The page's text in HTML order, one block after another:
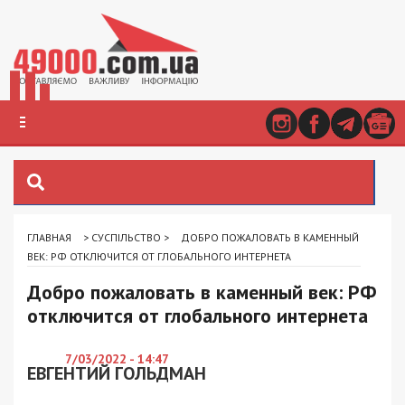
ГЛАВНАЯ > СУСПІЛЬСТВО >
ДОБРО ПОЖАЛОВАТЬ В КАМЕННЫЙ
ВЕК: РФ ОТКЛЮЧИТСЯ ОТ ГЛОБАЛЬНОГО ИНТЕРНЕТА
Добро пожаловать в каменный век: РФ
отключится от глобального интернета
7/03/2022 - 14:47
ЕВГЕНТИЙ ГОЛЬДМАН